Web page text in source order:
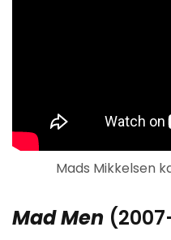
Mads Mikkelsen
Mad Men